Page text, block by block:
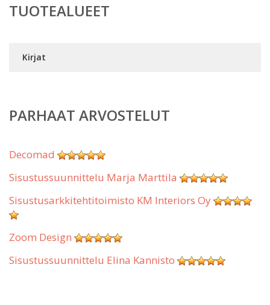
TUOTEALUEET
Kirjat
PARHAAT ARVOSTELUT
Decomad
Sisustussuunnittelu Marja Marttila
Sisustusarkkitehtitoimisto KM Interiors Oy
Zoom Design
Sisustussuunnittelu Elina Kannisto